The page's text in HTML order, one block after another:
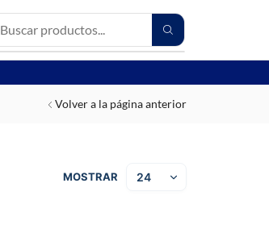
Volver a la página anterior
MOSTRAR